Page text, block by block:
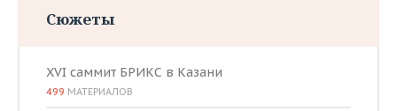
Сюжеты
XVI саммит БРИКС в Казани
499 МАТЕРИАЛОВ